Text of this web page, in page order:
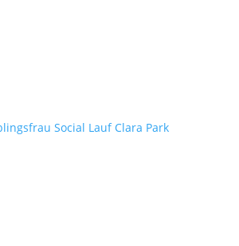
Social Lauf Clara Park